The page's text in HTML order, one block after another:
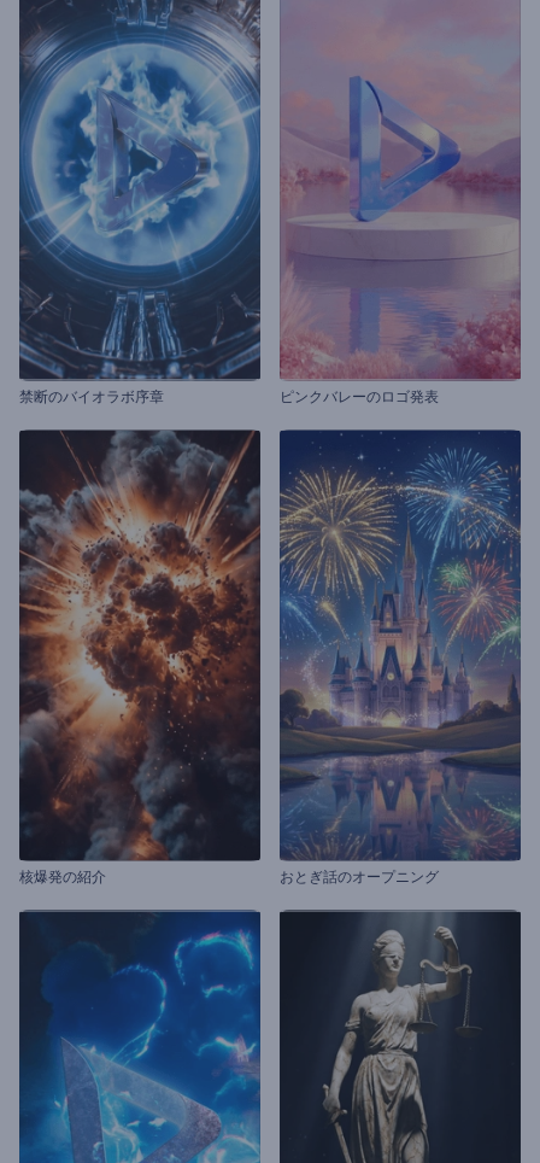
禁断のバイオラボ序章 ピンクバレーのロゴ発表
核爆発の紹介 おとぎ話のオープニング